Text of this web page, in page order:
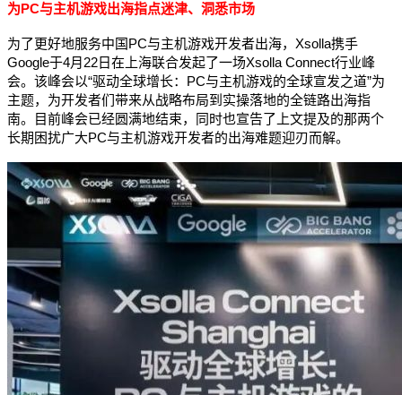
为PC与主机游戏出海指点迷津、洞悉市场
为了更好地服务中国PC与主机游戏开发者出海，Xsolla携手
Google于4月22日在上海联合发起了一场Xsolla Connect行业峰
会。该峰会以“驱动全球增长：PC与主机游戏的全球宣发之道”为
主题，为开发者们带来从战略布局到实操落地的全链路出海指
南。目前峰会已经圆满地结束，同时也宣告了上文提及的那两个
长期困扰广大PC与主机游戏开发者的出海难题迎刃而解。